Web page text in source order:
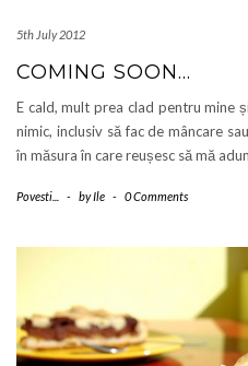
5th July 2012
COMING SOON…
E cald, mult prea clad pentru mine
nimic, inclusiv să fac de mâncare
în măsura în care reușesc să mă
Povesti... - byIle - 0 Comments